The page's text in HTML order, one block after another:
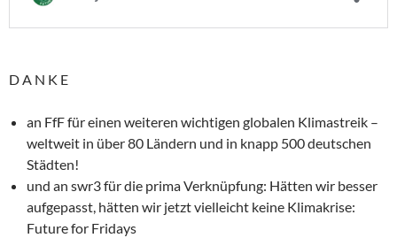
D A N K E
an FfF für einen weiteren wichtigen globalen Klimastreik –
weltweit in über 80 Ländern und in knapp 500 deutschen
Städten!
und an swr3 für die prima Verknüpfung: Hätten wir besser
aufgepasst, hätten wir jetzt vielleicht keine Klimakrise:
Future for Fridays